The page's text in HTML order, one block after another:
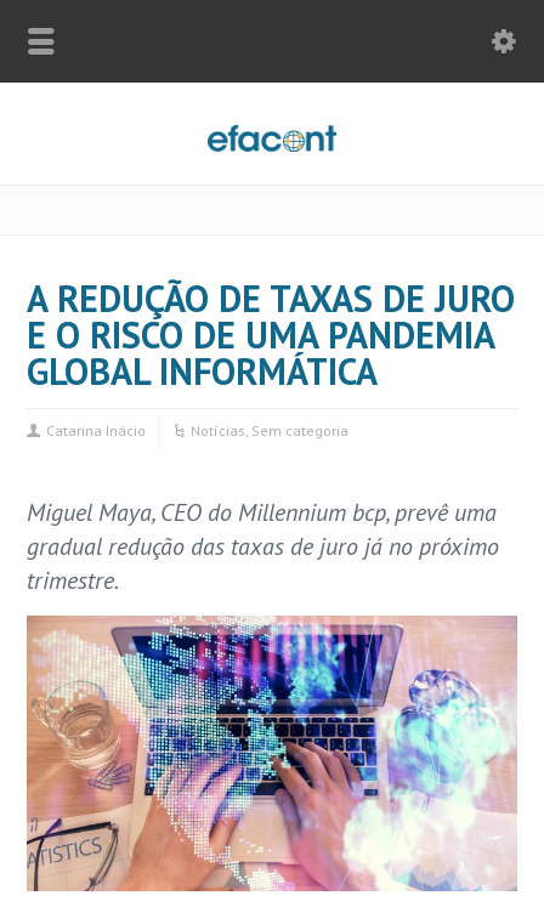
A REDUÇÃO DE TAXAS DE JURO
E O RISCO DE UMA PANDEMIA
GLOBAL INFORMÁTICA
Catarina Inácio Notícias, Sem categoria
Miguel Maya, CEO do Millennium bcp, prevê uma
gradual redução das taxas de juro já no próximo
trimestre.